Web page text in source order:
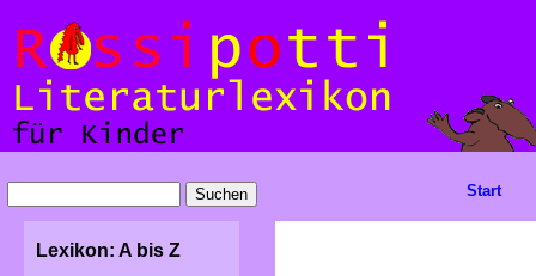
Start
Lexikon: A bis Z